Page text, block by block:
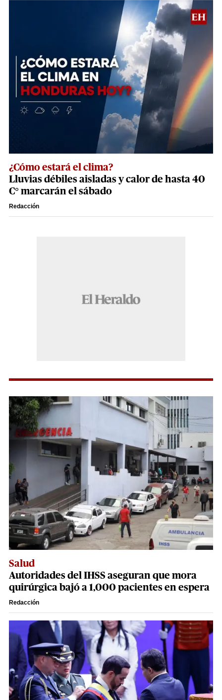
¿Cómo estará el clima?
Lluvias débiles aisladas y calor de hasta 40
C° marcarán el sábado
Redacción
Salud
Autoridades del IHSS aseguran que mora
quirúrgica bajó a 1,000 pacientes en espera
Redacción